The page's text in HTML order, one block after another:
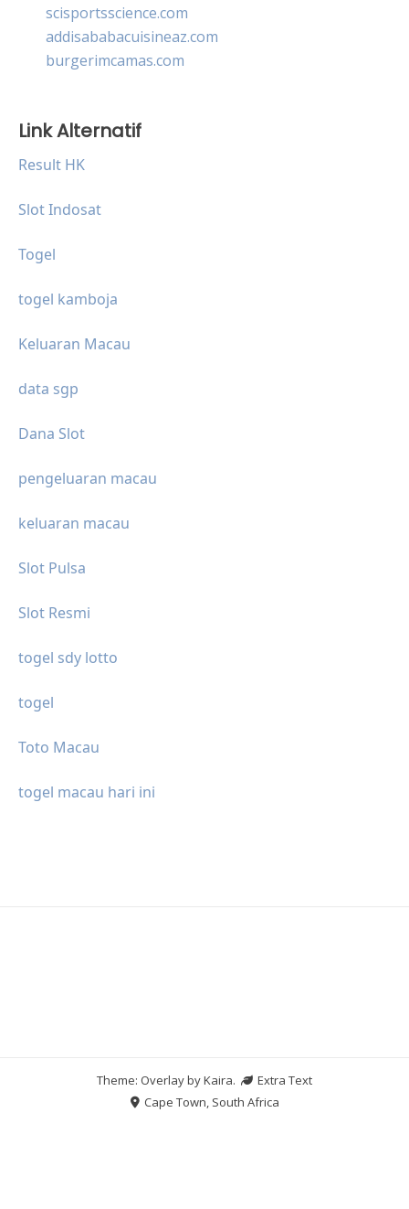
scisportsscience.com
addisababacuisineaz.com
burgerimcamas.com
Link Alternatif
Result HK
Slot Indosat
Togel
togel kamboja
Keluaran Macau
data sgp
Dana Slot
pengeluaran macau
keluaran macau
Slot Pulsa
Slot Resmi
togel sdy lotto
togel
Toto Macau
togel macau hari ini
Theme: Overlay byKaira.
Extra Text
Cape Town, South Africa